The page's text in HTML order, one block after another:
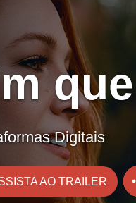
Digitais
AO TRAILER